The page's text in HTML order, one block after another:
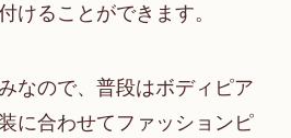
けることができます。
なので、普段はボディピア
に合わせてファッションピ